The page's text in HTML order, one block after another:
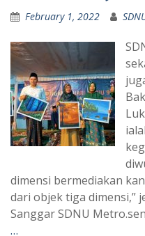
February 1, 2022
dimensi bermediakan
dari objek tiga dimensi,”
Sanggar SDNU
…